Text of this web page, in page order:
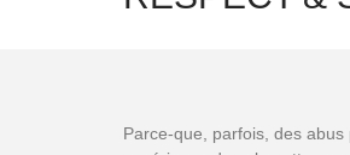
Parce-que, parfois, des